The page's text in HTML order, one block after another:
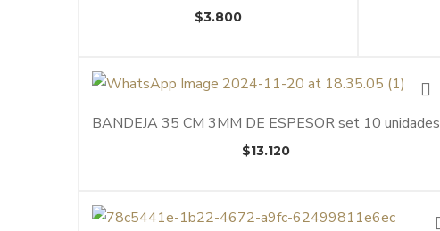
$3.800
BANDEJA 35 CM 3MM DE ESPESOR set 10 unidades
$13.120